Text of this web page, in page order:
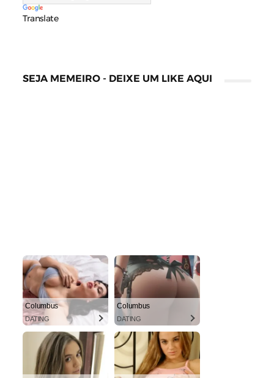
Translate
SEJA MEMEIRO - DEIXE UM LIKE AQUI
Columbus
DATING
Columbus
DATING